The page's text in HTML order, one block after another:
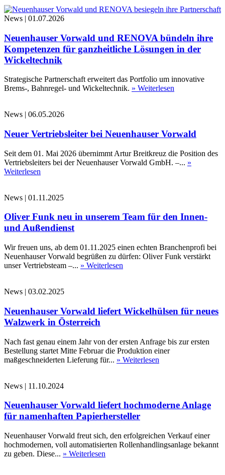
News | 01.07.2026
Neuenhauser Vorwald und RENOVA bündeln ihre
Kompetenzen für ganzheitliche Lösungen in der
Wickeltechnik
Strategische Partnerschaft erweitert das Portfolio um innovative
Brems-, Bahnregel- und Wickeltechnik. » Weiterlesen
News | 06.05.2026
Neuer Vertriebsleiter bei Neuenhauser Vorwald
Seit dem 01. Mai 2026 übernimmt Artur Breitkreuz die Position des
Vertriebsleiters bei der Neuenhauser Vorwald GmbH. –... »
Weiterlesen
News | 01.11.2025
Oliver Funk neu in unserem Team für den Innen-
und Außendienst
Wir freuen uns, ab dem 01.11.2025 einen echten Branchenprofi bei
Neuenhauser Vorwald begrüßen zu dürfen: Oliver Funk verstärkt
unser Vertriebsteam –... » Weiterlesen
News | 03.02.2025
Neuenhauser Vorwald liefert Wickelhülsen für neues
Walzwerk in Österreich
Nach fast genau einem Jahr von der ersten Anfrage bis zur ersten
Bestellung startet Mitte Februar die Produktion einer
maßgeschneiderten Lieferung für... » Weiterlesen
News | 11.10.2024
Neuenhauser Vorwald liefert hochmoderne Anlage
für namenhaften Papierhersteller
Neuenhauser Vorwald freut sich, den erfolgreichen Verkauf einer
hochmodernen, voll automatisierten Rollenhandlingsanlage bekannt
zu geben. Diese... » Weiterlesen